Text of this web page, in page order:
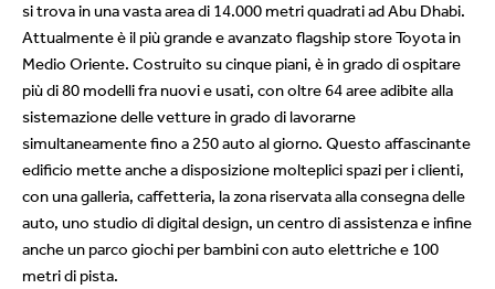
si trova in una vasta area di 14.000 metri quadrati ad Abu Dhabi.
Attualmente è il più grande e avanzato flagship store Toyota in
Medio Oriente. Costruito su cinque piani, è in grado di ospitare
più di 80 modelli fra nuovi e usati, con oltre 64 aree adibite alla
sistemazione delle vetture in grado di lavorarne
simultaneamente fino a 250 auto al giorno. Questo affascinante
edificio mette anche a disposizione molteplici spazi per i clienti,
con una galleria, caffetteria, la zona riservata alla consegna delle
auto, uno studio di digital design, un centro di assistenza e infine
anche un parco giochi per bambini con auto elettriche e 100
metri di pista.